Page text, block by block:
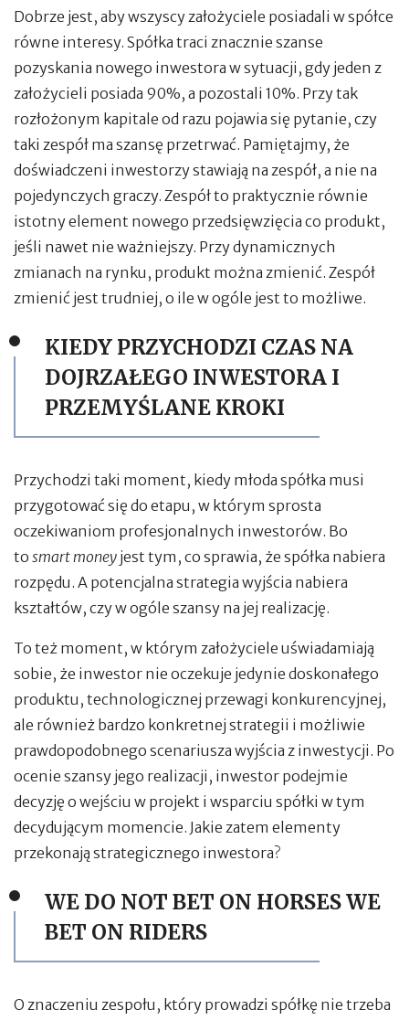
Dobrze jest, aby wszyscy założyciele posiadali w spółce
równe interesy. Spółka traci znacznie szanse
pozyskania nowego inwestora w sytuacji, gdy jeden z
założycieli posiada 90%, a pozostali 10%. Przy tak
rozłożonym kapitale od razu pojawia się pytanie, czy
taki zespół ma szansę przetrwać. Pamiętajmy, że
doświadczeni inwestorzy stawiają na zespół, a nie na
pojedynczych graczy. Zespół to praktycznie równie
istotny element nowego przedsięwzięcia co produkt,
jeśli nawet nie ważniejszy. Przy dynamicznych
zmianach na rynku, produkt można zmienić. Zespół
zmienić jest trudniej, o ile w ogóle jest to możliwe.
KIEDY PRZYCHODZI CZAS NA
DOJRZAŁEGO INWESTORA I
PRZEMYŚLANE KROKI
Przychodzi taki moment, kiedy młoda spółka musi
przygotować się do etapu, w którym sprosta
oczekiwaniom profesjonalnych inwestorów. Bo
to smart money jest tym, co sprawia, że spółka nabiera
rozpędu. A potencjalna strategia wyjścia nabiera
kształtów, czy w ogóle szansy na jej realizację.
To też moment, w którym założyciele uświadamiają
sobie, że inwestor nie oczekuje jedynie doskonałego
produktu, technologicznej przewagi konkurencyjnej,
ale również bardzo konkretnej strategii i możliwie
prawdopodobnego scenariusza wyjścia z inwestycji. Po
ocenie szansy jego realizacji, inwestor podejmie
decyzję o wejściu w projekt i wsparciu spółki w tym
decydującym momencie. Jakie zatem elementy
przekonają strategicznego inwestora?
WE DO NOT BET ON HORSES WE
BET ON RIDERS
O znaczeniu zespołu, który prowadzi spółkę nie trzeba